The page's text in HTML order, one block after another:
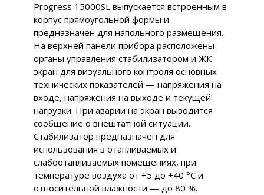
Progress 15000SL выпускается встроенным в
корпус прямоугольной формы и
предназначен для напольного размещения.
На верхней панели прибора расположены
органы управления стабилизатором и ЖК-
экран для визуального контроля основных
технических показателей — напряжения на
входе, напряжения на выходе и текущей
нагрузки. При аварии на экран выводится
сообщение о внештатной ситуации.
Стабилизатор предназначен для
использования в отапливаемых и
слабоотапливаемых помещениях, при
температуре воздуха от +5 до +40 °С и
относительной влажности — до 80 %.